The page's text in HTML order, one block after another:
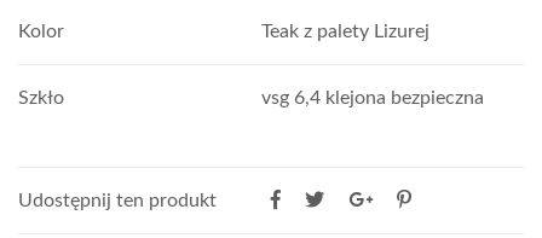
Kolor Teak z palety Lizurej
Szkło vsg 6,4 klejona bezpieczna
Udostępnij ten produkt